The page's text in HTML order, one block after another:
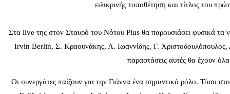
ειλικρινής τοποθέτηση και τίτλος του
Στα live της στον Σταυρό του Νότου Plus θα παρουσιάσει φυσικά τα
Irvin Berlin, Σ. Κραουνάκης, Α. Ιωαννίδης, Γ. Χριστοδουλόπουλος,
παραστάσεις αυτές θα έχουν
Οι συνεργάτες παίζουν για την Γιάννα ένα σημαντικό ρόλο. Τόσο